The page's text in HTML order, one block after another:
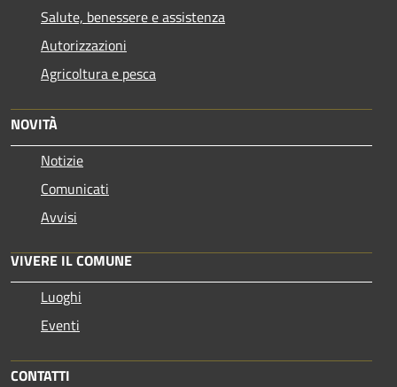
Salute, benessere e assistenza
Autorizzazioni
Agricoltura e pesca
NOVITÀ
Notizie
Comunicati
Avvisi
VIVERE IL COMUNE
Luoghi
Eventi
CONTATTI